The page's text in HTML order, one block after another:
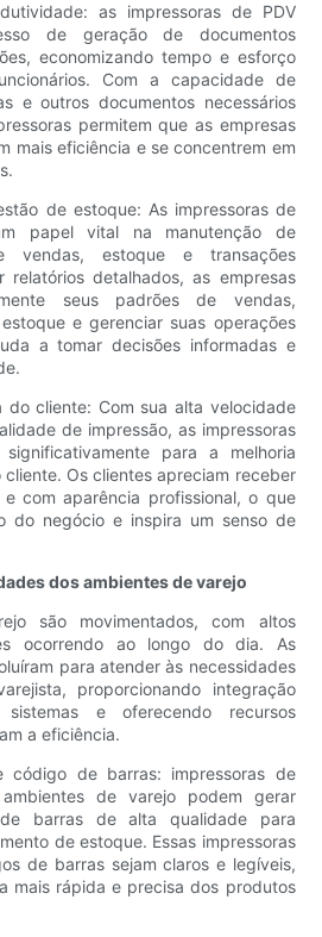
as impressoras de PDV
de geração de documentos
economizando tempo e esforço
Com a capacidade de
e outros documentos necessários
permitem que as empresas
mais eficiência e se concentrem em
de estoque: As impressoras de
papel vital na manutenção de
vendas, estoque e transações
relatórios detalhados, as empresas
seus padrões de vendas,
e gerenciar suas operações
a tomar decisões informadas e
do cliente: Com sua alta velocidade
de impressão, as impressoras
para a melhoria
Os clientes apreciam receber
com aparência profissional, o que
do negócio e inspira um senso de
dos ambientes de varejo
são movimentados, com altos
ocorrendo ao longo do dia. As
para atender às necessidades
proporcionando integração
e oferecendo recursos
a eficiência.
código de barras: impressoras de
de varejo podem gerar
barras de alta qualidade para
de estoque. Essas impressoras
de barras sejam claros e legíveis,
mais rápida e precisa dos produtos